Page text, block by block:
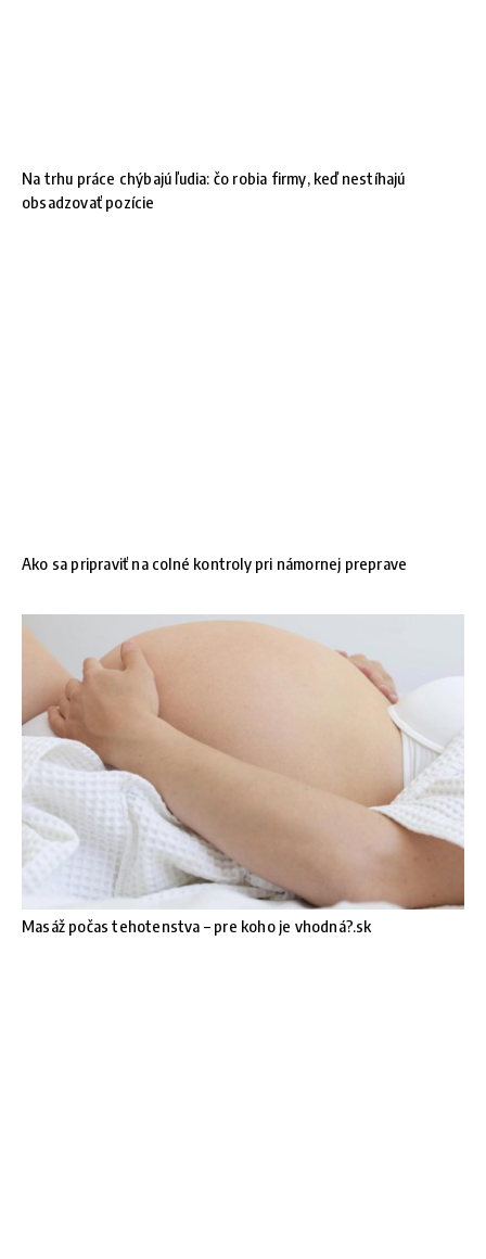
Na trhu práce chýbajú ľudia: čo robia firmy, keď nestíhajú
obsadzovať pozície
Ako sa pripraviť na colné kontroly pri námornej preprave
Masáž počas tehotenstva – pre koho je vhodná?.sk